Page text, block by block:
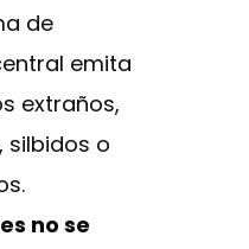
de
emita
extraños,
silbidos o
no se